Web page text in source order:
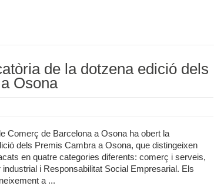
de la dotzena edició dels
Osona
Comerç de Barcelona a Osona ha obert la
dels Premis Cambra a Osona, que distingeixen
en quatre categories diferents: comerç i serveis,
i Responsabilitat Social Empresarial. Els
a ...